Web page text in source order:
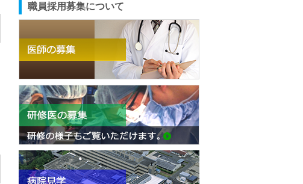
職員採用募集について